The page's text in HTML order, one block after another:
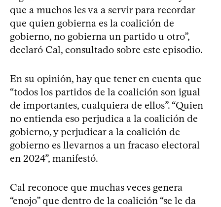
que a muchos les va a servir para recordar
que quien gobierna es la coalición de
gobierno, no gobierna un partido u otro”,
declaró Cal, consultado sobre este episodio.
En su opinión, hay que tener en cuenta que
“todos los partidos de la coalición son igual
de importantes, cualquiera de ellos”. “Quien
no entienda eso perjudica a la coalición de
gobierno, y perjudicar a la coalición de
gobierno es llevarnos a un fracaso electoral
en 2024”, manifestó.
Cal reconoce que muchas veces genera
“enojo” que dentro de la coalición “se le da